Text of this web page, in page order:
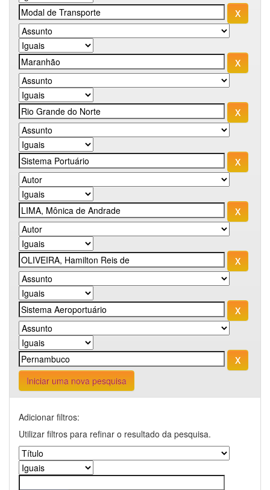
Iniciar uma nova pesquisa
Adicionar filtros:
Utilizar filtros para refinar o resultado da pesquisa.